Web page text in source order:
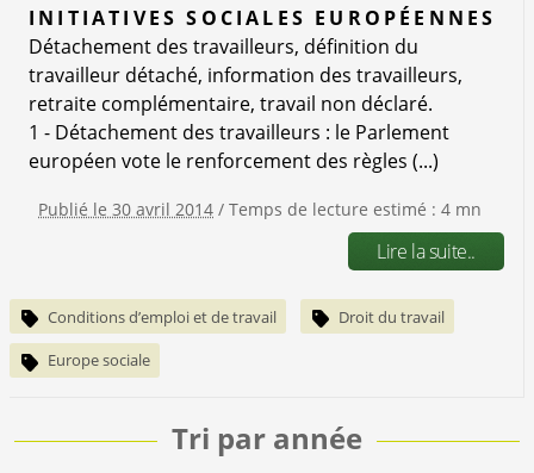
INITIATIVES SOCIALES EUROPÉENNES
Détachement des travailleurs, définition du
travailleur détaché, information des travailleurs,
retraite complémentaire, travail non déclaré.
1 - Détachement des travailleurs : le Parlement
européen vote le renforcement des règles (...)
Publié le 30 avril 2014 / Temps de lecture estimé : 4 mn
Lire la suite..
Conditions d’emploi et de travail Droit du travail
Europe sociale
Tri par année